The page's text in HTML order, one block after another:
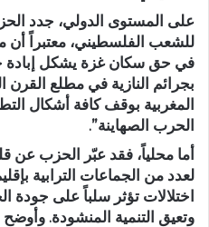
على المستوى الدولي، جدد
للشعب الفلسطيني، معتبراً أن
في حق سكان غزة يشكل إبادة
بجرائم النازية في مطلع
المغربية بوقف كافة أشكال
الحرب الصهاينة”.
أما محلياً، فقد عبّر الحزب عن
لعدد من الجماعات الترابية
اختلالات تؤثر سلباً على جودة
وتعيق التنمية المنشودة. وأوضح